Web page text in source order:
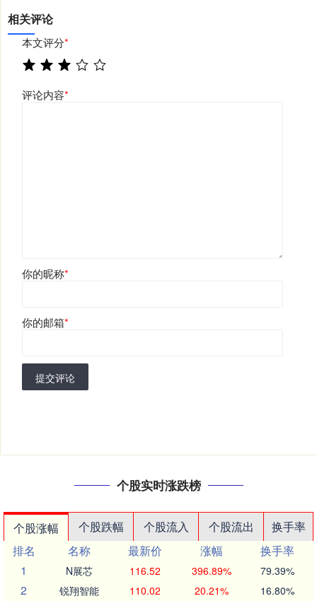
相关评论
本文评分*
评论内容*
你的昵称*
你的邮箱*
提交评论
个股实时涨跌榜
个股涨幅 个股跌幅 个股流入 个股流出
换手率
排名
名称 最新价 涨幅
换手率
1
N展芯 116.52 396.89% 79.39%
2 锐翔智能 110.02 20.21% 16.80%